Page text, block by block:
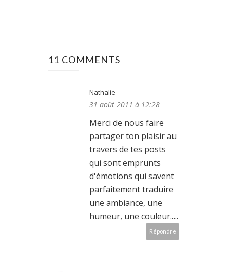
11 COMMENTS
Nathalie
31 août 2011 à 12:28
Merci de nous faire
partager ton plaisir au
travers de tes posts
qui sont emprunts
d'émotions qui savent
parfaitement traduire
une ambiance, une
humeur, une couleur.....
Répondre